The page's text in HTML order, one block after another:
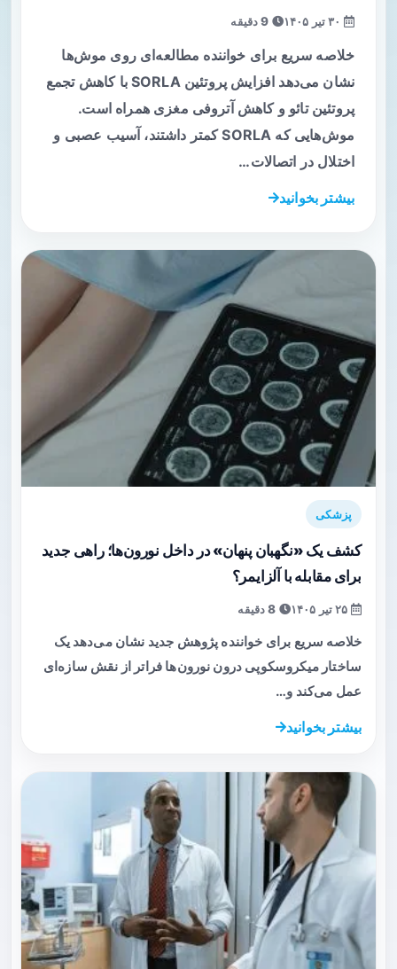
خلاصه سریع برای خواننده مطالعه‌ای روی موش‌ها
نشان می‌دهد افزایش پروتئین SORLA با کاهش تجمع
پروتئین تائو و کاهش آتروفی مغزی همراه است.
موش‌هایی که SORLA کمتر داشتند، آسیب عصبی و
اختلال در اتصالات…
بیشتر بخوانید
پزشکی
کشف یک «نگهبان پنهان» در داخل نورون‌ها؛ راهی جدید
برای مقابله با آلزایمر؟
خلاصه سریع برای خواننده پژوهش جدید نشان می‌دهد یک
ساختار میکروسکوپی درون نورون‌ها فراتر از نقش سازه‌ای
عمل می‌کند و…
بیشتر بخوانید